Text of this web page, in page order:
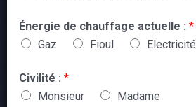
Énergie de chauffage actuelle : *
Gaz
Fioul Electricité
Civilité : *
Monsieur
Madame